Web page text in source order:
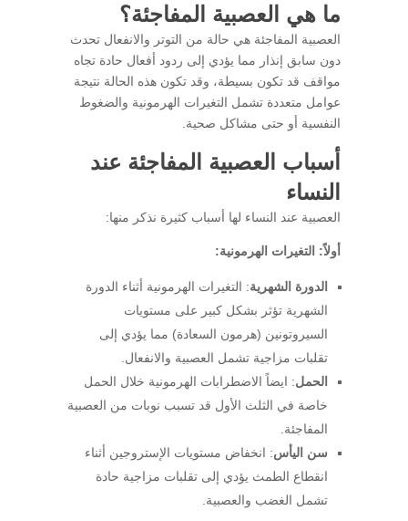
ما هي العصبية المفاجئة؟
العصبية المفاجئة هي حالة من التوتر والانفعال تحدث
دون سابق إنذار مما يؤدي إلى ردود أفعال حادة تجاه
مواقف قد تكون بسيطة، وقد تكون هذه الحالة نتيجة
عوامل متعددة تشمل التغيرات الهرمونية والضغوط
النفسية أو حتى مشاكل صحية.
أسباب العصبية المفاجئة عند
النساء
العصبية عند النساء لها أسباب كثيرة نذكر منها:
أولاً: التغيرات الهرمونية:
الدورة الشهرية: التغيرات الهرمونية أثناء الدورة
الشهرية تؤثر بشكل كبير على مستويات
السيروتونين (هرمون السعادة) مما يؤدي إلى
تقلبات مزاجية تشمل العصبية والانفعال.
الحمل: ايضاً الاضطرابات الهرمونية خلال الحمل
خاصة في الثلث الأول قد تسبب نوبات من العصبية
المفاجئة.
سن اليأس: انخفاض مستويات الإستروجين أثناء
انقطاع الطمث يؤدي إلى تقلبات مزاجية حادة
تشمل الغضب والعصبية.